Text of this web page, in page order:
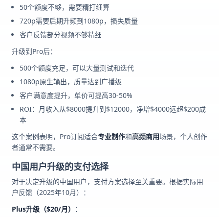
50个额度不够，需要精打细算
720p需要后期升频到1080p，损失质量
客户反馈部分视频不够精细
升级到Pro后：
500个额度充足，可以大量测试和迭代
1080p原生输出，质量达到广播级
客户满意度提升，单价可提高30-50%
ROI：月收入从$8000提升到$12000，净增$4000远超$200成
本
这个案例表明，Pro订阅适合专业制作和高频商用场景，个人创作
者通常不需要。
中国用户升级的支付选择
对于决定升级的中国用户，支付方案选择至关重要。根据实际用
户反馈（2025年10月）：
Plus升级（$20/月） ：